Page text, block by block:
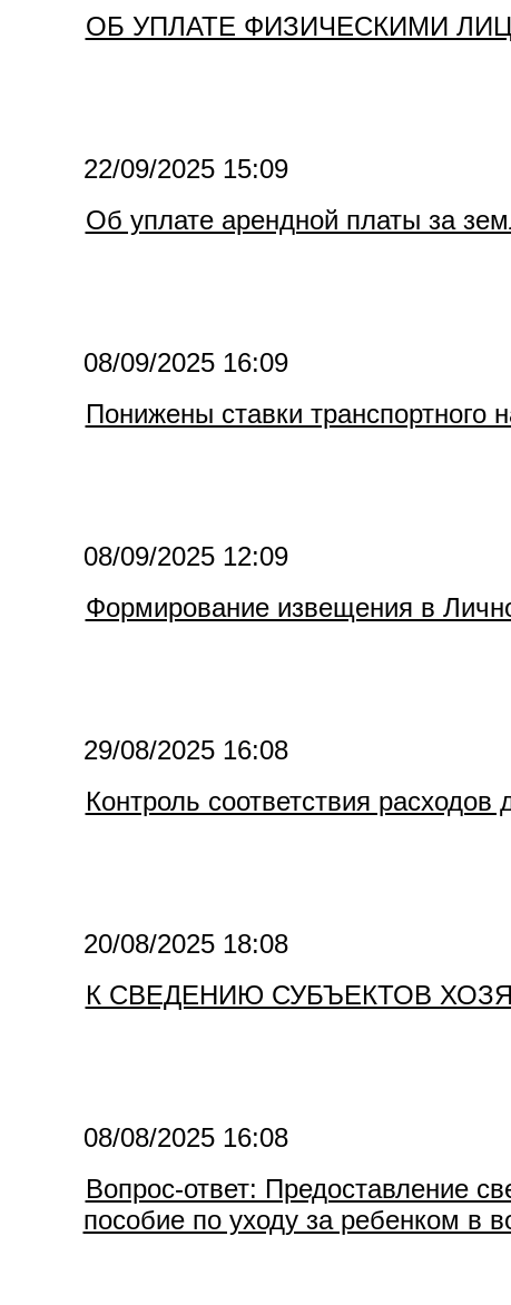
ОБ УПЛАТЕ ФИЗИЧЕСКИМИ
22/09/2025 15:09
Об уплате арендной платы за
08/09/2025 16:09
Понижены ставки транспортного
08/09/2025 12:09
Формирование извещения в
29/08/2025 16:08
Контроль соответствия
20/08/2025 18:08
К СВЕДЕНИЮ СУБЪЕКТОВ
08/08/2025 16:08
Вопрос-ответ: Предоставление
пособие по уходу за ребенком в